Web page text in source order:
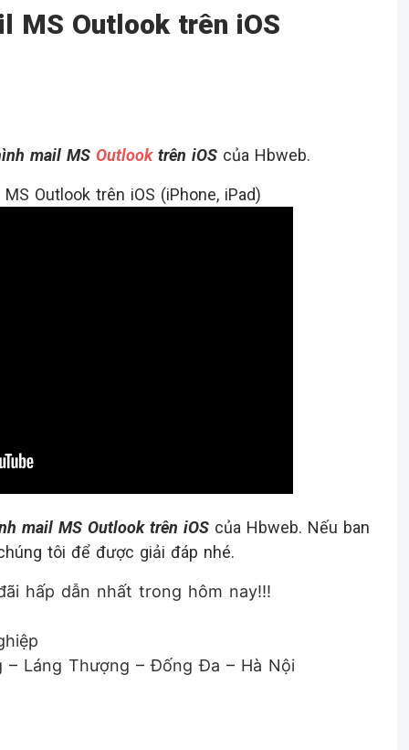
MS Outlook trên iOS
mail MS Outlooktrên iOS của Hbweb.
Outlook trên iOS (iPhone, iPad)
mail MS Outlook trên iOS của Hbweb. Nếu ban
tôi để được giải đáp nhé.
hấp dẫn nhất trong hôm nay!!!
– Láng Thượng – Đống Đa – Hà Nội